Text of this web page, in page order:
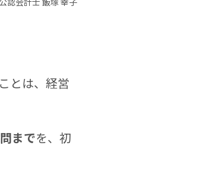
とは、経営
までを、初